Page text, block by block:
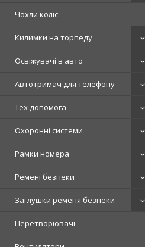
Чохли коліс
Килимки на торпеду
Освіжувачі в авто
Автотримач для телефону
Тех допомога
Охоронні системи
Рамки номера
Ремені безпеки
Заглушки ременя безпеки
Перетворювачі